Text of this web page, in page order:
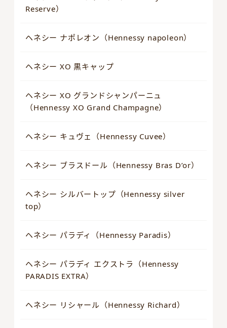
Reserve）
ヘネシー ナポレオン（Hennessy napoleon）
ヘネシー XO 黒キャップ
ヘネシー XO グランドシャンパーニュ
（Hennessy XO Grand Champagne）
ヘネシー キュヴェ（Hennessy Cuvee）
ヘネシー ブラスドール（Hennessy Bras D’or）
ヘネシー シルバートップ（Hennessy silver
top）
ヘネシー パラディ（Hennessy Paradis）
ヘネシー パラディ エクストラ（Hennessy
PARADIS EXTRA）
ヘネシー リシャール（Hennessy Richard）